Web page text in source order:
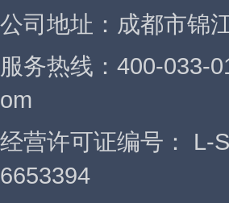
公司地址：成都市锦
服务热线：400-033-
om
经营许可证编号： L-
6653394